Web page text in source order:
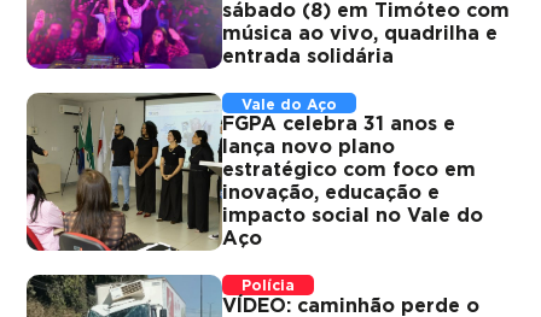
sábado (8) em Timóteo com
música ao vivo, quadrilha e
entrada solidária
Vale do Aço
FGPA celebra 31 anos e
lança novo plano
estratégico com foco em
inovação, educação e
impacto social no Vale do
Aço
Polícia
VÍDEO: caminhão perde o